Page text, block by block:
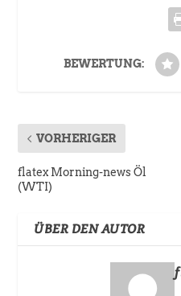
BEWERTUNG:
VORHERIGER
flatex Morning-news Öl
(WTI)
ÜBER DEN AUTOR